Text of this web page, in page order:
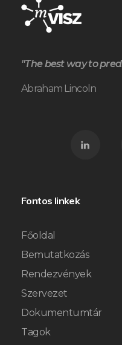
"The best way to
Abraham Lincoln
Fontos linkek
Főoldal
Bemutatkozás
Rendezvények
Szervezet
Dokumentumtár
Tagok